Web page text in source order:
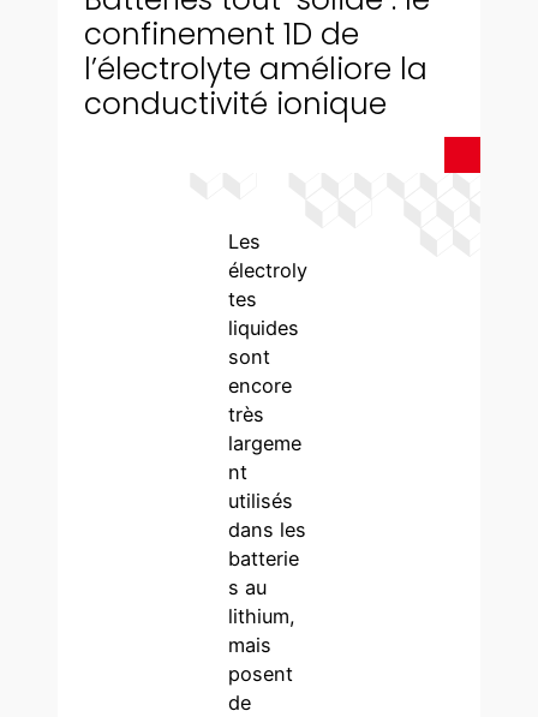
confinement 1D de
l’électrolyte améliore la
conductivité ionique
Les
électroly
tes
liquides
sont
encore
très
largeme
nt
utilisés
dans les
batterie
s au
lithium,
mais
posent
de